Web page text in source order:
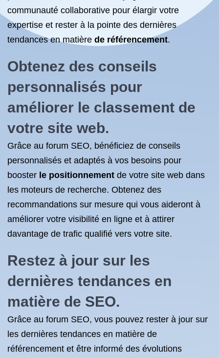
communauté collaborative pour élargir votre
expertise et rester à la pointe des dernières
tendances en matière de référencement.
Obtenez des conseils
personnalisés pour
améliorer le classement de
votre site web.
Grâce au forum SEO, bénéficiez de conseils
personnalisés et adaptés à vos besoins pour
booster le positionnement de votre site web dans
les moteurs de recherche. Obtenez des
recommandations sur mesure qui vous aideront à
améliorer votre visibilité en ligne et à attirer
davantage de trafic qualifié vers votre site.
Restez à jour sur les
dernières tendances en
matière de SEO.
Grâce au forum SEO, vous pouvez rester à jour sur
les dernières tendances en matière de
référencement et être informé des évolutions